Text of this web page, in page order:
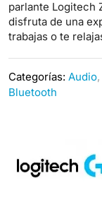
parlante Logitech
disfruta de una
trabajas o te
Categorías: Audio,
Bluetooth